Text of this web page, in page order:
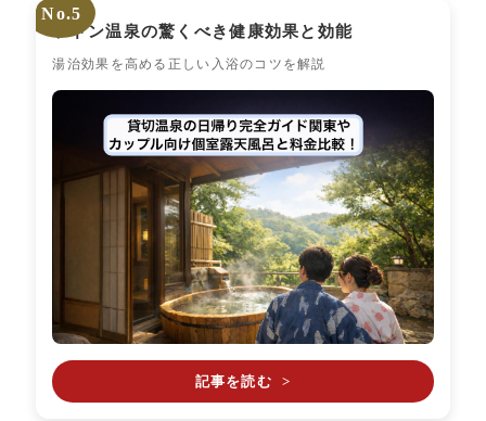
No.5
ラドン温泉の驚くべき健康効果と効能
湯治効果を高める正しい入浴のコツを解説
記事を読む >